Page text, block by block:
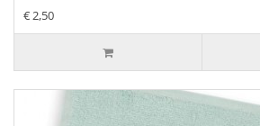
€ 2,50